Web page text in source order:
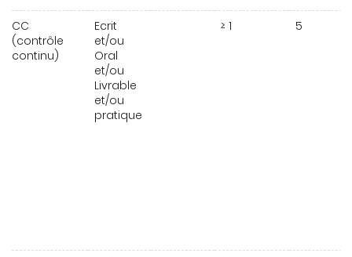
CC
(contrôle
continu)
Ecrit
et/ou
Oral
et/ou
Livrable
et/ou
pratique
≥ 1 5